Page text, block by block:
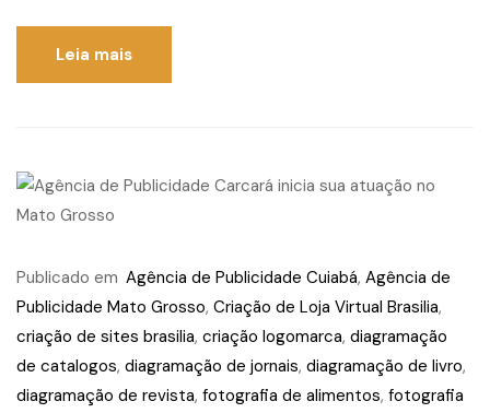
Leia mais
Publicado em Agência de Publicidade Cuiabá, Agência de
Publicidade Mato Grosso, Criação de Loja Virtual Brasilia,
criação de sites brasilia, criação logomarca, diagramação
de catalogos, diagramação de jornais, diagramação de livro,
diagramação de revista, fotografia de alimentos, fotografia